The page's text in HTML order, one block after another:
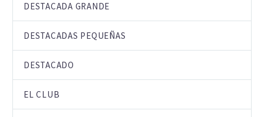
DESTACADA GRANDE
DESTACADAS PEQUEÑAS
DESTACADO
EL CLUB